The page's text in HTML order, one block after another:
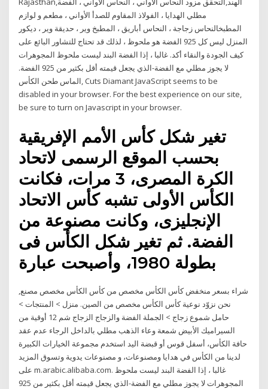
مطلي الهدايا ، الفولاذ المقاوم للصدأ الأواني ، مطعم و لوازم
المطبخالنحاس زجاجة ، النحاس أباريق ، المطبخ وير ، حديقة وير ، ديكور
المنزل ليس كل 925 الفضة هو ملحوظ ، لذلك قد تحتاج للتشاور البائع على
كيف الجودة والنقاء أكد. غالبا ، إذا الفضة البند ليست ملحوظ المجوهرات
لا يجوز مطلي مع الفضة-الذي يجعل قيمته أقل بكثير من 925 الفضة.
الماس طحن الكأس, Cuts Diamant JavaScript seems to be
disabled in your browser. For the best experience on our site,
be sure to turn on Javascript in your browser.
تغير شكل كأس الأمم الإفريقية
بحسب الموقع الرسمى لاتحاد
الكرة المصرى، 3 مرات، فكانت
الكأس الأولى تشبه كأس الاتحاد
الإنجليزى، وكانت مصنوعة من
الفضة. ثم تغير شكل الكأس فى
بطولة 1980، وأصبحت عبارة
شراء بسعر منخفض كأس الكأس مخصص من كأس الكأس مخصص مصنع,
نحن نزوّد نوعية كأس الكأس مخصص من الصين. منزل > المنتجات >
حامل شموع زجاج > الجملة الفضة والزجاج الزجاج شم 12 أوقية من
السيراميك الأبيض شمعة وعاء الذهب مطلي بالداخل الرجاء عدم عقد
حافة الكأس، أسفل قوس أو قبضة اليد استخدم مجموعة الخيارات الكبيرة
لدينا من الكأس في هدايا ومصنوعات، و مصنوعات يدوية وتسوق المزيد
على m.arabic.alibaba.com. غالبا ، إذا الفضة البند ليست ملحوظ
المجوهرات لا يجوز مطلي مع الفضة-الذي يجعل قيمته أقل بكثير من 925